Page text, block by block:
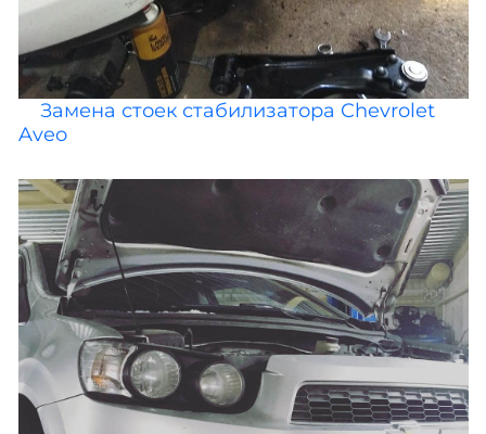
Замена стоек стабилизатора Chevrolet
Aveo